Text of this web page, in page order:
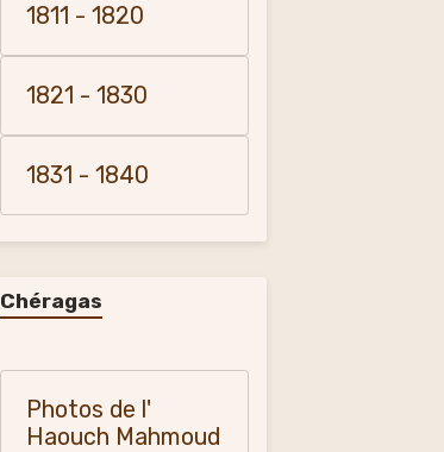
1811 - 1820
1821 - 1830
1831 - 1840
Chéragas
Photos de l'
Haouch Mahmoud